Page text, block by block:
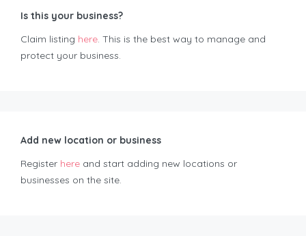
Is this your business?
Claim listing here. This is the best way to manage and
protect your business.
Add new location or business
Register here and start adding new locations or
businesses on the site.